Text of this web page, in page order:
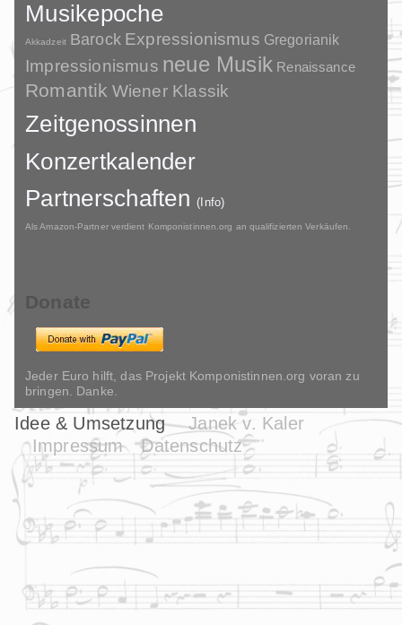
Musikepoche
Akkadzeit Barock Expressionismus Gregorianik
Impressionismus neue Musik Renaissance
Romantik Wiener Klassik
Zeitgenossinnen
Konzertkalender
Partnerschaften(Info)
Als Amazon-Partner verdient Komponistinnen.org an qualifizierten Verkäufen.
Donate
Jeder Euro hilft, das Projekt Komponistinnen.org voran zu
bringen. Danke.
Idee & Umsetzung
Janek v. Kaler
Impressum
Datenschutz